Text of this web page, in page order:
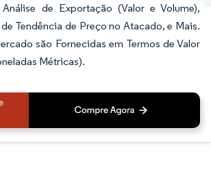
de Exportação (Valor e Volume),
Tendência de Preço no Atacado, e Mais.
são Fornecidas em Termos de Valor
Métricas).